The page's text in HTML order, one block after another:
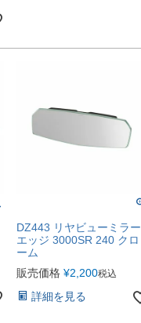
DZ443 リヤビューミラー
エッジ 3000SR 240 クロ
ーム
販売価格 ¥2,200税込
詳細を見る